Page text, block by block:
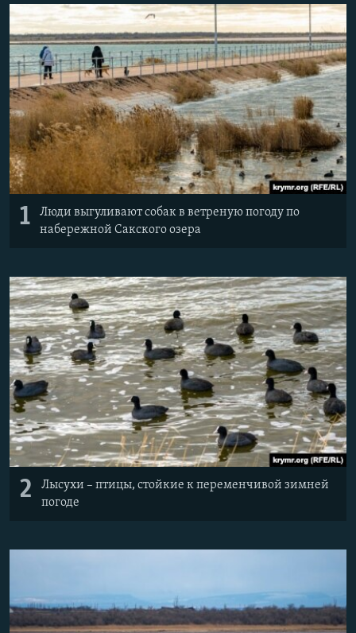
ПОБЕДИТЕЛЕЙ НЕ СУДЯТ?
КРЫМ.НЕПОКОРЕННЫЙ
ELIFBE
УКРАИНСКАЯ ПРОБЛЕМА КРЫМА
ПРИСОЕДИНЯЙТЕСЬ!
Все сайты RFE/RL
1
Люди выгуливают собак в ветреную погоду по
набережной Сакского озера
2
Лысухи – птицы, стойкие к переменчивой зимней
погоде